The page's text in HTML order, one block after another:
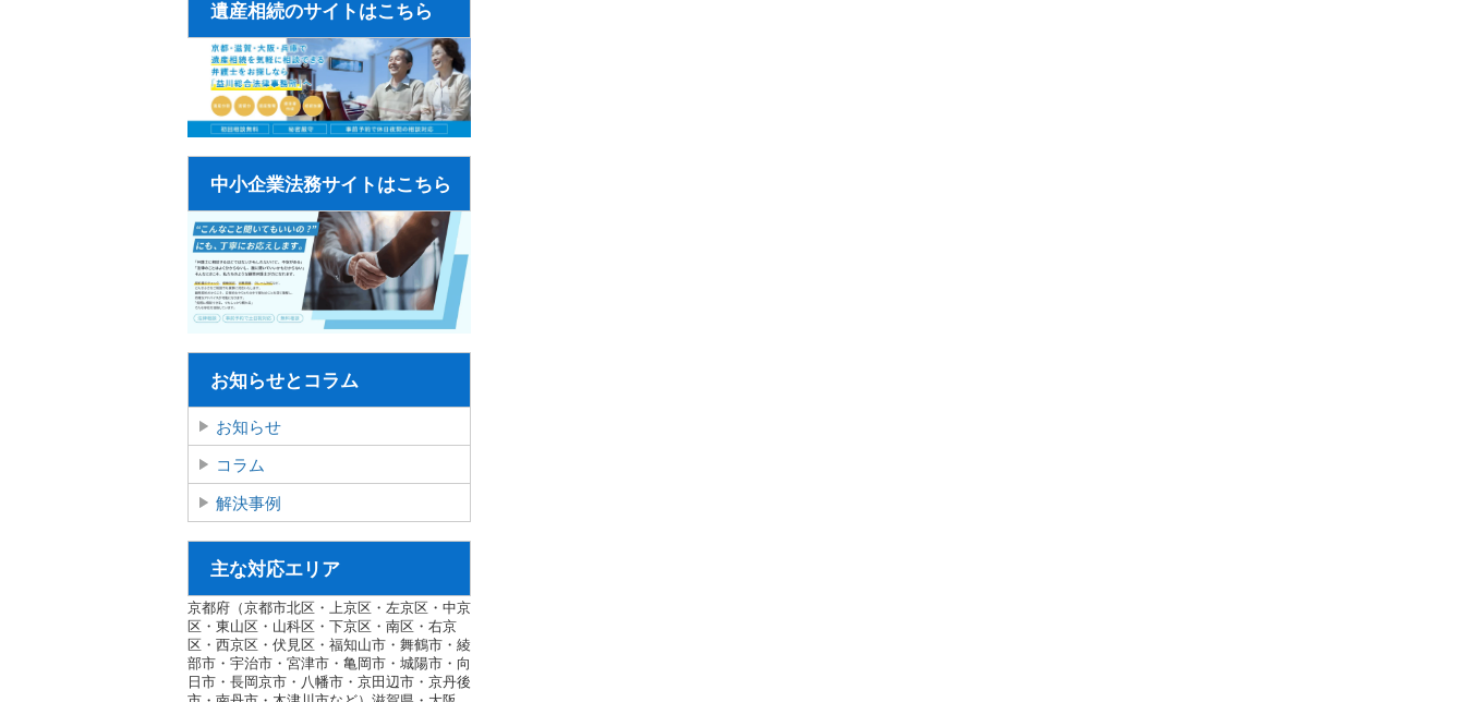
遺産相続のサイトはこちら
中小企業法務サイトはこちら
お知らせとコラム
お知らせ
コラム
解決事例
主な対応エリア
京都府（京都市北区・上京区・左京区・中京
区・東山区・山科区・下京区・南区・右京
区・西京区・伏見区・福知山市・舞鶴市・綾
部市・宇治市・宮津市・亀岡市・城陽市・向
日市・長岡京市・八幡市・京田辺市・京丹後